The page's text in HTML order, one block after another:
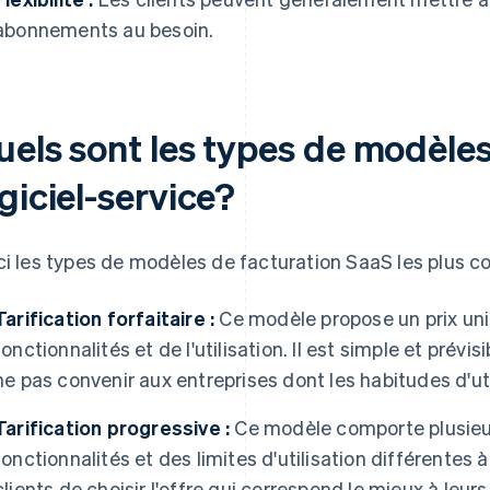
au besoin.
sont les types de
service?
les types de modèles de facturation SaaS les plus
forfaitaire : Ce modèle propose un prix
et de l'utilisation. Il est simple et
pas convenir aux entreprises dont les habitudes
progressive : Ce modèle comporte
et des limites d'utilisation différentes